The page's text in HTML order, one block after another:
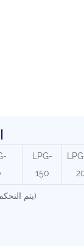
LPG-
150
140-350 (يتم التحكم فيه تلقائيًا)